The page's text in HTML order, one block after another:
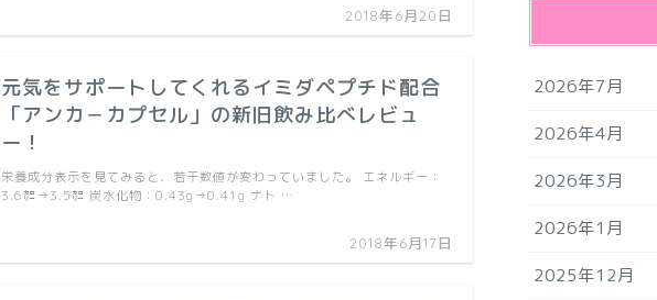
2018年6月20日
元気をサポートしてくれるイミダペプチド配合
「アンカ－カプセル」の新旧飲み比べレビュ
ー！
2018年6月17日
栄養成分表示を見てみると、若干数値が変わっていました。 エネルギー：
3.6㌍→3.5㌍ 炭水化物：0.43g→0.41g ナト …
2026年7月
2026年4月
2026年3月
2026年1月
2025年12月